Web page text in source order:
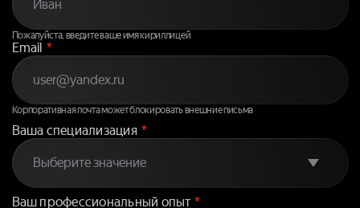
Пожалуйста, введите ваше имя кириллицей
Email *
Корпоративная почта может блокировать внешние письма
Ваша специализация *
Ваш профессиональный опыт *